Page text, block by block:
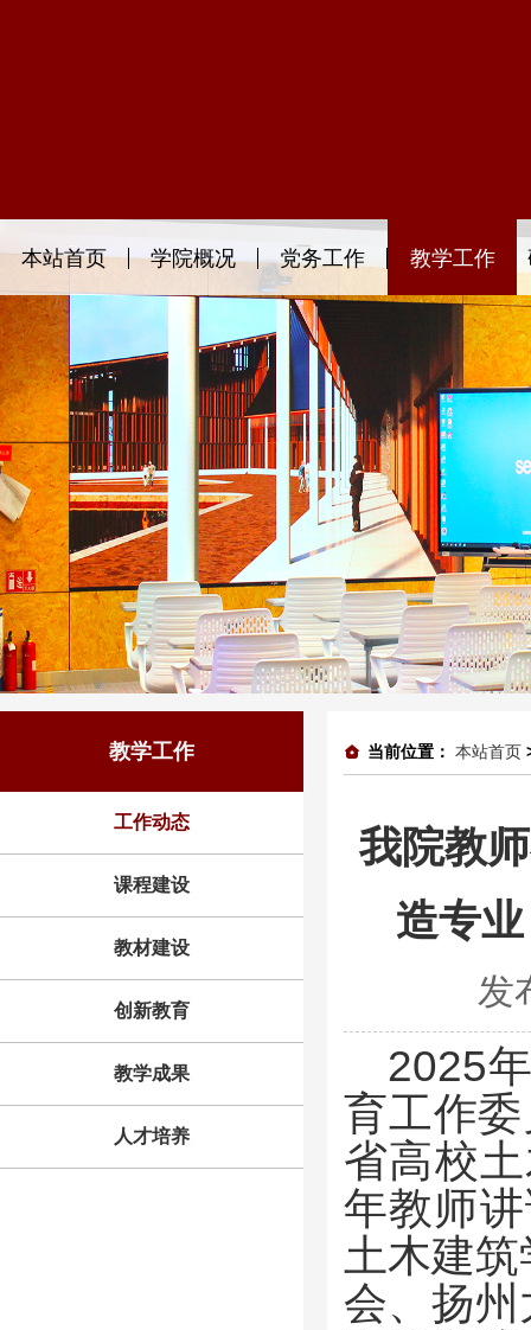
本站首页 学院概况 党务工作 教学工作
教学工作
工作动态
课程建设
教材建设
创新教育
教学成果
人才培养
当前位置： 本站首页
我院教
造专
发
2025
育工作
省高校
年教师
土木建
会、扬